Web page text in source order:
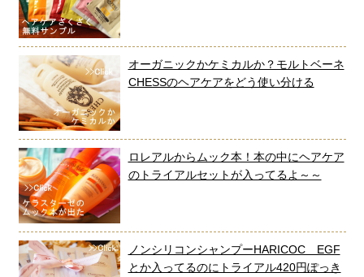
オーガニックかケミカルか？モルトベーネ
CHESSのヘアケアをどう使い分ける
ロレアルからムック本！本の中にヘアケア
のトライアルセットが入ってるよ～～
ノンシリコンシャンプーHARICOC EGF
とか入ってるのにトライアル420円ぽっき